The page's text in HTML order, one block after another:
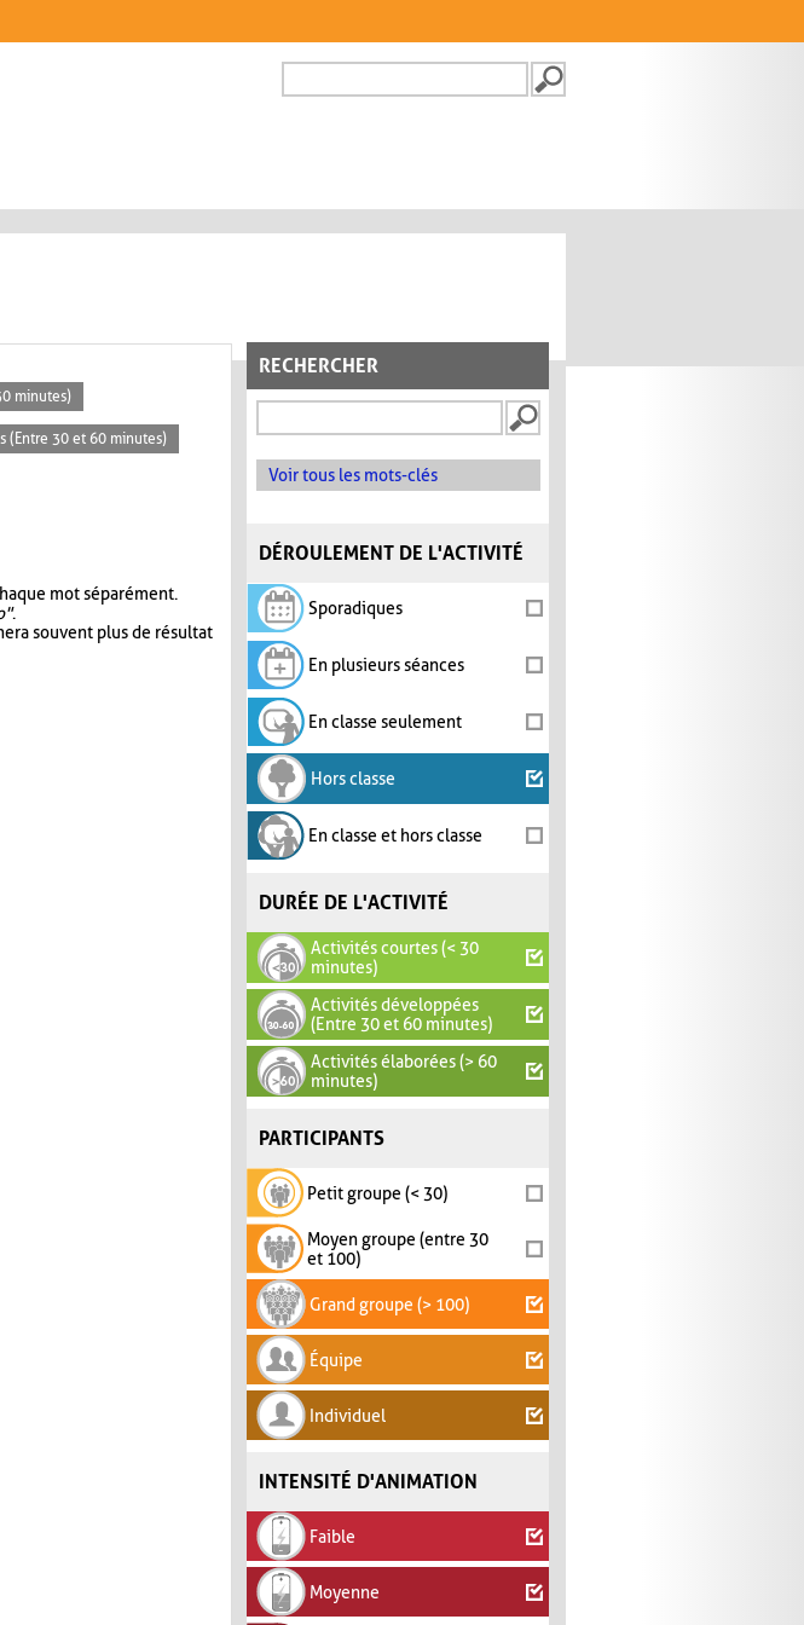
FORMULAIRE DE
RECHERCHER
Voir tous les mots-clés
DÉROULEMENT DE L'ACTIVITÉ
Sporadiques
En plusieurs séances
En classe seulement
Hors classe
En classe et hors classe
DURÉE DE L'ACTIVITÉ
Activités courtes (< 30
minutes)
Activités développées
(Entre 30 et 60 minutes)
Activités élaborées (> 60
minutes)
PARTICIPANTS
Petit groupe (< 30)
Moyen groupe (entre 30
et 100)
Grand groupe (> 100)
Équipe
Individuel
INTENSITÉ D'ANIMATION
Faible
Moyenne
minutes)
(Entre 30 et 60 minutes)
mot séparément.
.
souvent plus de résultat